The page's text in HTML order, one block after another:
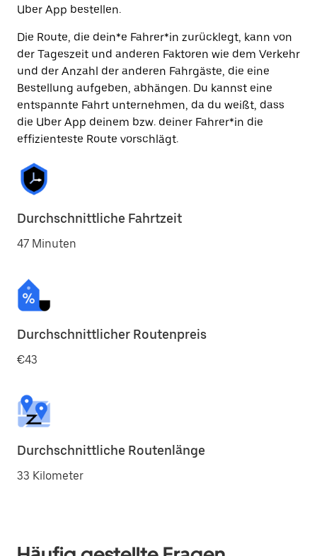
Uber App bestellen.
Die Route, die dein*e Fahrer*in zurücklegt, kann von
der Tageszeit und anderen Faktoren wie dem Verkehr
und der Anzahl der anderen Fahrgäste, die eine
Bestellung aufgeben, abhängen. Du kannst eine
entspannte Fahrt unternehmen, da du weißt, dass
die Uber App deinem bzw. deiner Fahrer*in die
effizienteste Route vorschlägt.
Durchschnittliche Fahrtzeit
47 Minuten
Durchschnittlicher Routenpreis
€43
Durchschnittliche Routenlänge
33 Kilometer